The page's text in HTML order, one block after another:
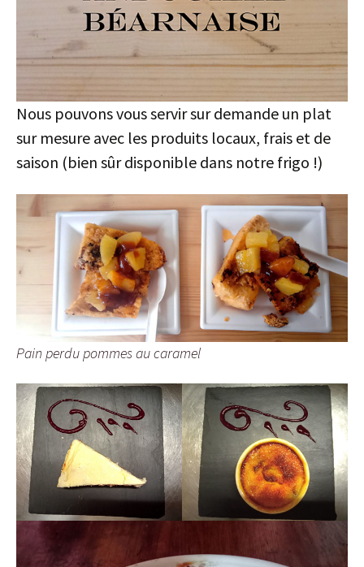
Nous pouvons vous servir sur demande un plat
sur mesure avec les produits locaux, frais et de
saison (bien sûr disponible dans notre frigo !)
Pain perdu pommes au caramel